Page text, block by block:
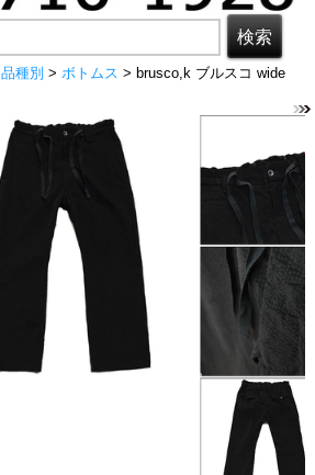
品種別 > ボトムス > brusco,k ブルスコ wide